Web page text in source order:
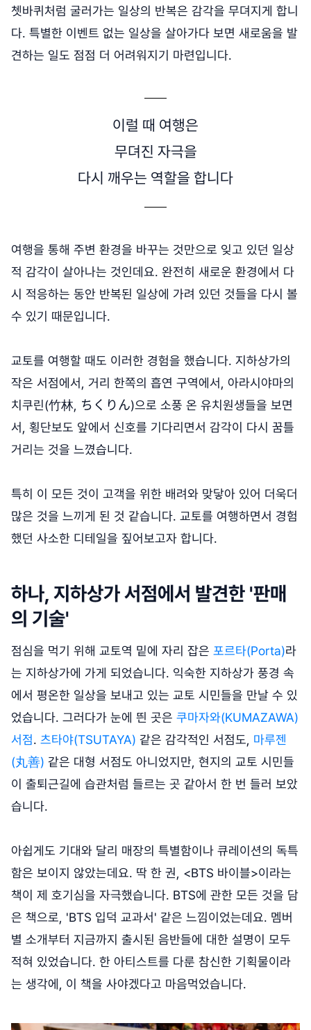
쳇바퀴처럼 굴러가는 일상의 반복은 감각을 무뎌지게 합니
다. 특별한 이벤트 없는 일상을 살아가다 보면 새로움을 발
견하는 일도 점점 더 어려워지기 마련입니다.
이럴 때 여행은
무뎌진 자극을
다시 깨우는 역할을 합니다
여행을 통해 주변 환경을 바꾸는 것만으로 잊고 있던 일상
적 감각이 살아나는 것인데요. 완전히 새로운 환경에서 다
시 적응하는 동안 반복된 일상에 가려 있던 것들을 다시 볼
수 있기 때문입니다.
교토를 여행할 때도 이러한 경험을 했습니다. 지하상가의
작은 서점에서, 거리 한쪽의 흡연 구역에서, 아라시야마의
치쿠린(竹林, ちくりん)으로 소풍 온 유치원생들을 보면
서, 횡단보도 앞에서 신호를 기다리면서 감각이 다시 꿈틀
거리는 것을 느꼈습니다.
특히 이 모든 것이 고객을 위한 배려와 맞닿아 있어 더욱더
많은 것을 느끼게 된 것 같습니다. 교토를 여행하면서 경험
했던 사소한 디테일을 짚어보고자 합니다.
하나, 지하상가 서점에서 발견한 '판매
의 기술'
점심을 먹기 위해 교토역 밑에 자리 잡은 포르타(Porta)라
는 지하상가에 가게 되었습니다. 익숙한 지하상가 풍경 속
에서 평온한 일상을 보내고 있는 교토 시민들을 만날 수 있
었습니다. 그러다가 눈에 띈 곳은 쿠마자와(KUMAZAWA)
서점. 츠타야(TSUTAYA) 같은 감각적인 서점도, 마루젠
(丸善) 같은 대형 서점도 아니었지만, 현지의 교토 시민들
이 출퇴근길에 습관처럼 들르는 곳 같아서 한 번 들러 보았
습니다.
아쉽게도 기대와 달리 매장의 특별함이나 큐레이션의 독특
함은 보이지 않았는데요. 딱 한 권, <BTS 바이블>이라는
책이 제 호기심을 자극했습니다. BTS에 관한 모든 것을 담
은 책으로, 'BTS 입덕 교과서' 같은 느낌이었는데요. 멤버
별 소개부터 지금까지 출시된 음반들에 대한 설명이 모두
적혀 있었습니다. 한 아티스트를 다룬 참신한 기획물이라
는 생각에, 이 책을 사야겠다고 마음먹었습니다.